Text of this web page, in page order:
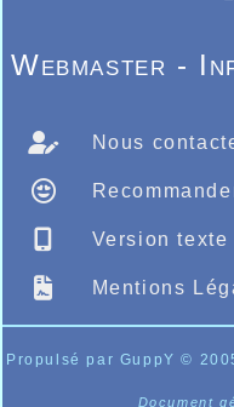
Webmaster -
Nous
Version texte
Mentions
Propulsé par GuppY©
Document